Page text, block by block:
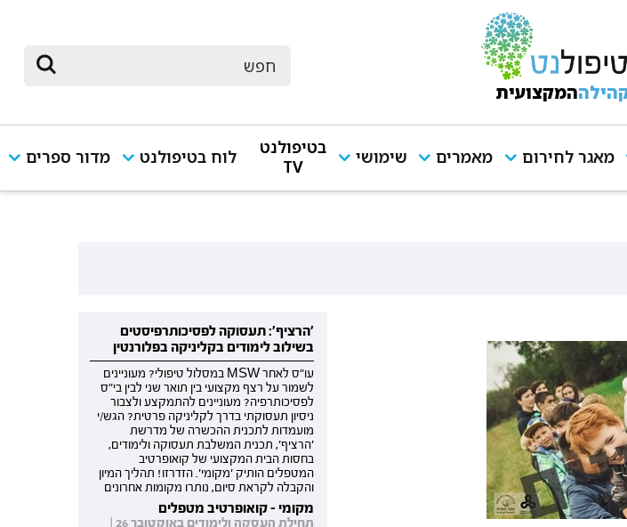
המקצועית
מאגר לחירום מאמרים שימושי
בטיפולנט
TV
לוח בטיפולנט מדור ספרים
'הרציף': תעסוקה לפסיכותרפיסטים
בשילוב לימודים בקליניקה בפלורנטין
עו"ס לאחר MSW במסלול טיפולי? מעוניינים
לשמור על רצף מקצועי בין תואר שני לבין בי"ס
לפסיכותרפיה? מעוניינים להתמקצע ולצבור
ניסיון תעסוקתי בדרך לקליניקה פרטית? הגש/י
מועמדות לתכנית ההכשרה של מדרשת
'הרציף', תכנית המשלבת תעסוקה ולימודים,
בחסות הבית המקצועי של קואופרטיב
המטפלים הותיק 'מקומי'. הזדרזו! תהליך המיון
והקבלה לקראת סיום, נותרו מקומות אחרונים
מקומי - קואופרטיב מטפלים
תחילת העסקה ולימודים באוקטובר 26 |